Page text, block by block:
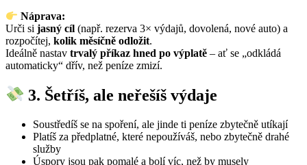
Náprava:
Urči si jasný cíl (např. rezerva 3× výdajů, dovolená, nové auto) a
rozpočítej, kolik měsíčně odložit.
Ideálně nastav trvalý příkaz hned po výplatě – ať se „odkládá
automaticky“ dřív, než peníze zmizí.
3. Šetříš, ale neřešíš výdaje
Soustředíš se na spoření, ale jinde ti peníze zbytečně utíkají
Platíš za předplatné, které nepoužíváš, nebo zbytečně drahé
služby
Úspory jsou pak pomalé a bolí víc, než by musely